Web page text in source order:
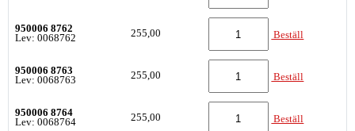
950006 8762
Lev: 0068762
255,00 Beställ
950006 8763
Lev: 0068763
255,00 Beställ
950006 8764
Lev: 0068764
255,00 Beställ